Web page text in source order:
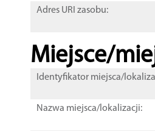
Adres URI zasobu:
Miejsce/
Identyfikator miejsca/
Nazwa miejsca/lokalizacji: